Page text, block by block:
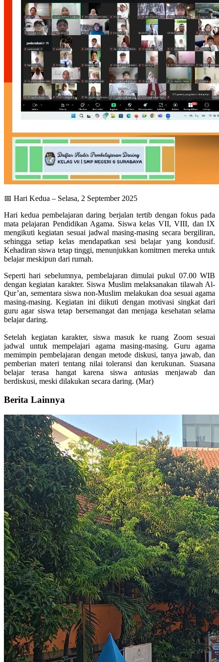
📅 Hari Kedua – Selasa, 2 September 2025
Hari kedua pembelajaran daring berjalan tertib dengan fokus pada
mata pelajaran Pendidikan Agama. Siswa kelas VII, VIII, dan IX
mengikuti kegiatan sesuai jadwal masing-masing secara bergiliran,
sehingga setiap kelas mendapatkan sesi belajar yang kondusif.
Kehadiran siswa tetap tinggi, menunjukkan komitmen mereka untuk
belajar meskipun dari rumah.
Seperti hari sebelumnya, pembelajaran dimulai pukul 07.00 WIB
dengan kegiatan karakter. Siswa Muslim melaksanakan tilawah Al-
Qur’an, sementara siswa non-Muslim melakukan doa sesuai agama
masing-masing. Kegiatan ini diikuti dengan motivasi singkat dari
guru agar siswa tetap bersemangat dan menjaga kesehatan selama
belajar daring.
Setelah kegiatan karakter, siswa masuk ke ruang Zoom sesuai
jadwal untuk mempelajari agama masing-masing. Guru agama
memimpin pembelajaran dengan metode diskusi, tanya jawab, dan
pemberian materi tentang nilai toleransi dan kerukunan. Suasana
belajar terasa hangat karena siswa antusias menjawab dan
berdiskusi, meski dilakukan secara daring. (Mar)
Berita Lainnya